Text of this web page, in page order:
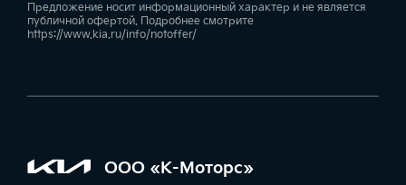
Предложение носит информационный характер и не является
публичной офертой. Подробнее смотрите
https://www.kia.ru/info/notoffer/
ООО «К-Моторс»